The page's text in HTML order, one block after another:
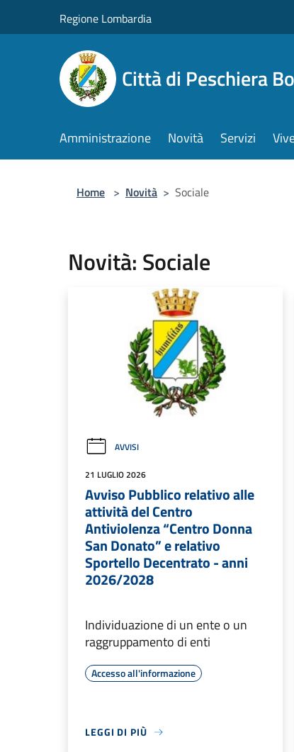
Regione Lombardia
Città di Peschiera
Amministrazione Novità Servizi
Home > Novità > Sociale
Novità: Sociale
AVVISI
21 LUGLIO 2026
Avviso Pubblico relativo alle
attività del Centro
Antiviolenza “Centro Donna
San Donato” e relativo
Sportello Decentrato - anni
2026/2028
Individuazione di un ente o un
raggruppamento di enti
Accesso all'informazione
LEGGI DI PIÙ